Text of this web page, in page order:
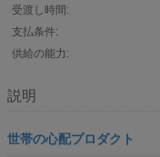
受渡し時間:
支払条件:
供給の能力:
説明
世帯の心配プロダクト